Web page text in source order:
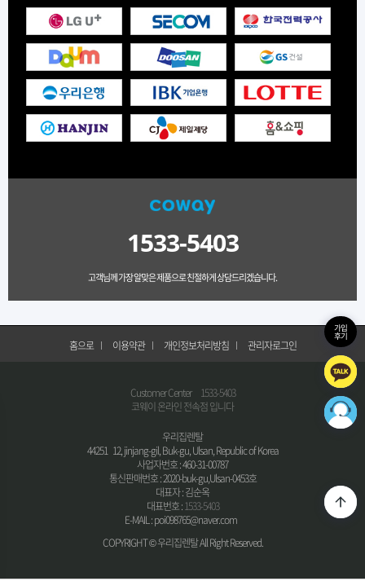
1533-5403
고객님께 가장 알맞은 제품으로 친절하게 상담드리겠습니다.
홈으로 이용약관 개인정보처리방침 관리자로그인
Customer Center 1533-5403
코웨이 온라인 전속점 입니다
우리집렌탈
44251 12, jinjang-gil, Buk-gu, Ulsan, Republic of Korea
사업자번호 : 460-31-00787
통신판매번호 : 2020-buk-gu,Ulsan-0453호
대표자 : 김순옥
대표번호 :1533-5403
E-MAIL : poi098765@naver.com
COPYRIGHT © 우리집렌탈 All Right Reserved.
가입
후기